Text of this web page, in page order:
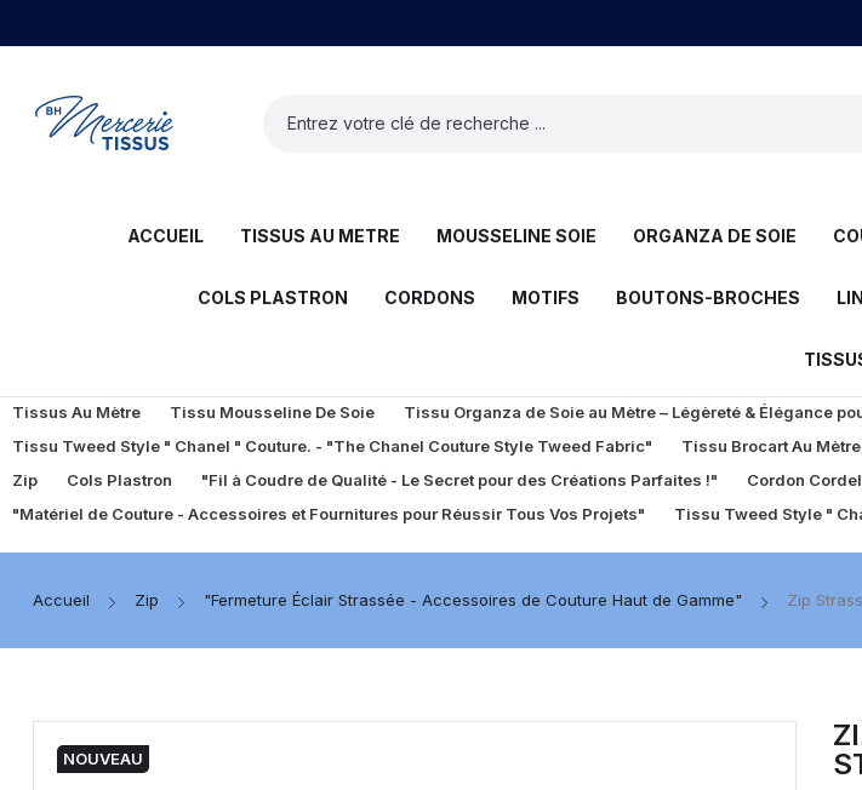
ACCUEIL TISSUS AU METRE MOUSSELINE SOIE ORGANZA DE SOIE
COLS PLASTRON CORDONS MOTIFS BOUTONS-BROCHES
Tissus Au Mètre Tissu Mousseline De Soie Tissu Organza de Soie au Mètre – Légèreté & Élégance
Tissu Tweed Style " Chanel " Couture. - "The Chanel Couture Style Tweed Fabric"
Tissu Brocart Au
Zip
Cols Plastron "Fil à Coudre de Qualité - Le Secret pour des Créations Parfaites !" Cordon
"Matériel de Couture - Accessoires et Fournitures pour Réussir Tous Vos Projets"
Tissu Tweed Style "
Accueil Zip "Fermeture Éclair Strassée - Accessoires de Couture Haut de Gamme" Zip
NOUVEAU